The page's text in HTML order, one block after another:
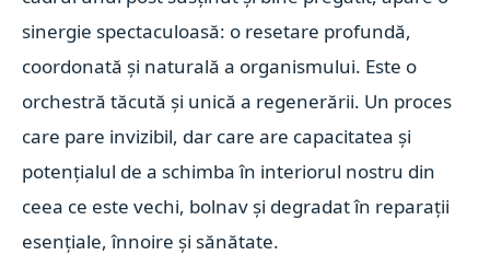
sinergie spectaculoasă: o resetare profundă,
coordonată și naturală a organismului. Este o
orchestră tăcută și unică a regenerării. Un proces
care pare invizibil, dar care are capacitatea și
potențialul de a schimba în interiorul nostru din
ceea ce este vechi, bolnav și degradat în reparații
esențiale, înnoire și sănătate.